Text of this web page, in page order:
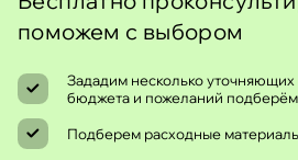
поможем с выбором
Зададим несколько
бюджета и пожеланий подберём
Подберем расходные